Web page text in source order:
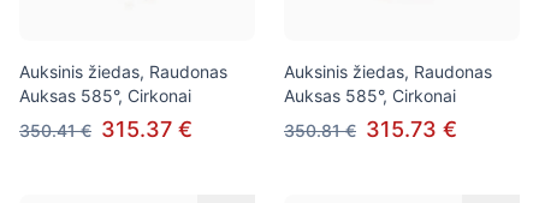
Auksinis žiedas, Raudonas
Auksas 585°, Cirkonai
350.41 € 315.37 €
Auksinis žiedas, Raudonas
Auksas 585°, Cirkonai
350.81 € 315.73 €